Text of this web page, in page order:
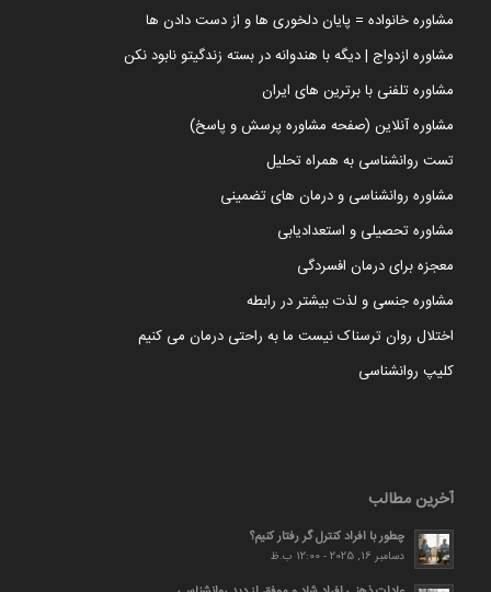
مشاوره خانواده = پایان دلخوری ها و از دست دادن ها
مشاوره ازدواج | دیگه با هندوانه در بسته زندگیتو نابود نکن
مشاوره تلفنی با برترین های ایران
مشاوره آنلاین (صفحه مشاوره پرسش و پاسخ)
تست روانشناسی به همراه تحلیل
مشاوره روانشناسی و درمان های تضمینی
مشاوره تحصیلی و استعدادیابی
معجزه برای درمان افسردگی
مشاوره جنسی و لذت بیشتر در رابطه
اختلال روان ترسناک نیست ما به راحتی درمان می کنیم
کلیپ روانشناسی
آخرین مطالب
چطور با افراد کنترل گر رفتار کنیم؟
دسامبر 16, 2025 - 12:00 ب.ظ